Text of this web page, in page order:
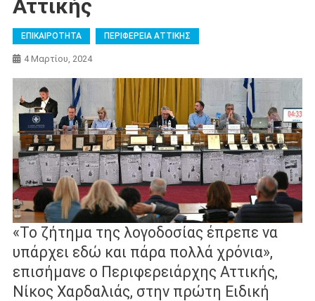
Αττικής
ΕΠΙΚΑΙΡΟΤΗΤΑ ΠΕΡΙΦΕΡΕΙΑ ΑΤΤΙΚΗΣ
4 Μαρτίου, 2024
«Το ζήτημα της λογοδοσίας έπρεπε να
υπάρχει εδώ και πάρα πολλά χρόνια»,
επισήμανε ο Περιφερειάρχης Αττικής,
Νίκος Χαρδαλιάς, στην πρώτη Ειδική